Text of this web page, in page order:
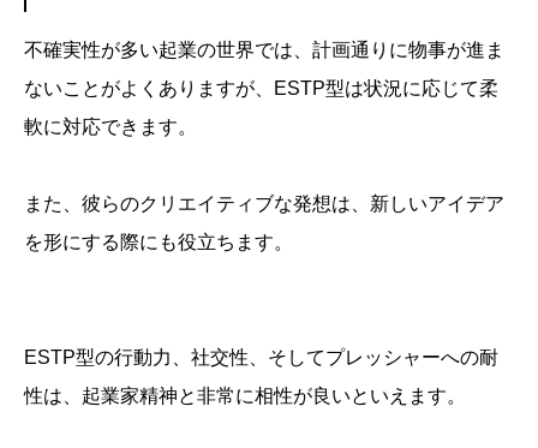
不確実性が多い起業の世界では、計画通りに物事が進ま
ないことがよくありますが、ESTP型は状況に応じて柔
軟に対応できます。
また、彼らのクリエイティブな発想は、新しいアイデア
を形にする際にも役立ちます。
ESTP型の行動力、社交性、そしてプレッシャーへの耐
性は、起業家精神と非常に相性が良いといえます。